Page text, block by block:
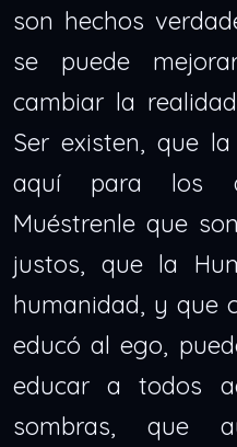
son hechos
se puede
cambiar la
Ser existen, que
aquí para los
Muéstrenle que
justos, que la
humanidad, y que
educó al ego,
educar a todos
sombras, que